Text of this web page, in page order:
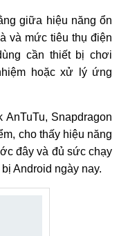
giữa hiệu năng ổn
và mức tiêu thụ điện
cần thiết bị chơi
hoặc xử lý ứng
Snapdragon
cho thấy hiệu năng
đây và đủ sức chạy
Android ngày nay.